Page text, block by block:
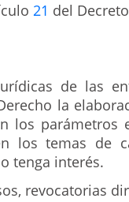
21 del
de las
la
los parámetros
los temas de
tenga interés.
revocatorias